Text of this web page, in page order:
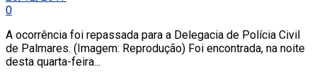
0
A ocorrência foi repassada para a Delegacia de Polícia Civil
de Palmares. (Imagem: Reprodução) Foi encontrada, na noite
desta quarta-feira...